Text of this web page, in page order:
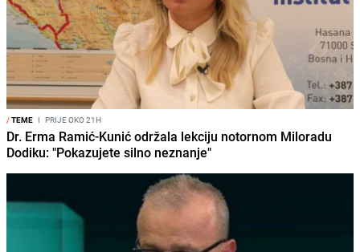
/TEME I PRIJE OKO 21H
Dr. Erma Ramić-Kunić održala lekciju notornom Miloradu
Dodiku: "Pokazujete silno neznanje"